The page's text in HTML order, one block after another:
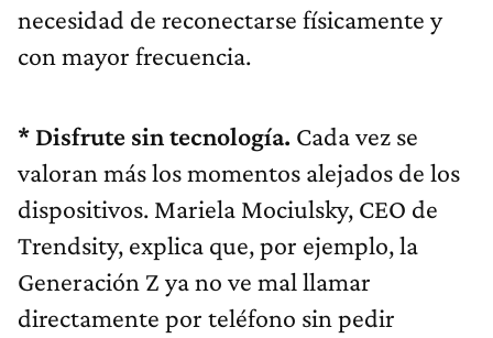
necesidad de reconectarse físicamente y
con mayor frecuencia.
* Disfrute sin tecnología. Cada vez se
valoran más los momentos alejados de los
dispositivos. Mariela Mociulsky, CEO de
Trendsity, explica que, por ejemplo, la
Generación Z ya no ve mal llamar
directamente por teléfono sin pedir